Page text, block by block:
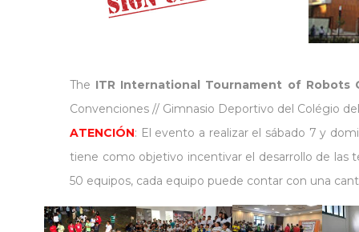
The ITR International Tournament of Robots
Convenciones // Gimnasio Deportivo del Colégio
ATENCIÓN: El evento a realizar el sábado 7 y
tiene como objetivo incentivar el desarrollo de las
50 equipos, cada equipo puede contar con una